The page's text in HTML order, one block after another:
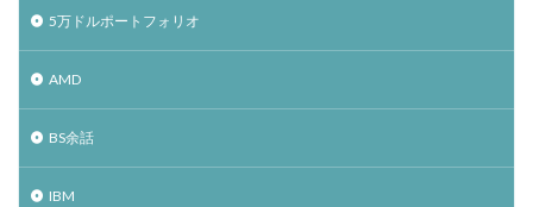
5万ドルポートフォリオ
AMD
BS余話
IBM